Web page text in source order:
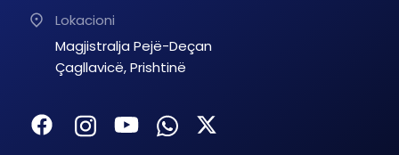
Lokacioni
Magjistralja Pejë-Deçan
Çagllavicë, Prishtinë